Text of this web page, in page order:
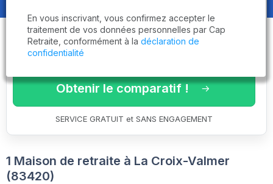
Obtenez le
comparatif des
établissementsadaptés à vos
critères en 3 minutes !
Obtenir le comparatif !
SERVICE GRATUIT et SANS ENGAGEMENT
1 Maison de retraite à La Croix-Valmer
(83420)
En vous inscrivant, vous confirmez accepter le
traitement de vos données personnelles par Cap
Retraite, conformément à la déclaration de
confidentialité